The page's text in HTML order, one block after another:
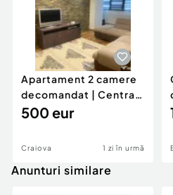
Apartament 2 camere
decomandat | Centrală
proprie | 60 mp |
500 eur
Craiova 1 zi în urmă
Anunturi similare